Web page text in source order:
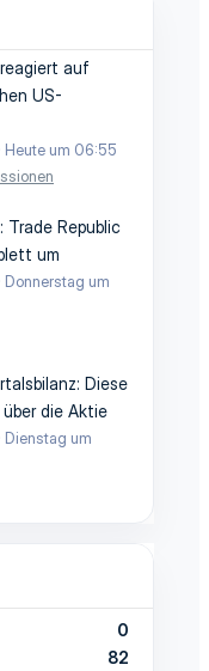
auf
US-
Heute um 06:55
Trade Republic
um
Donnerstag um
Diese
die Aktie
Dienstag um
0
82